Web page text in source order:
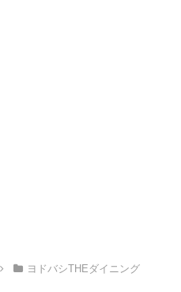
ヨドバシTHEダイニング